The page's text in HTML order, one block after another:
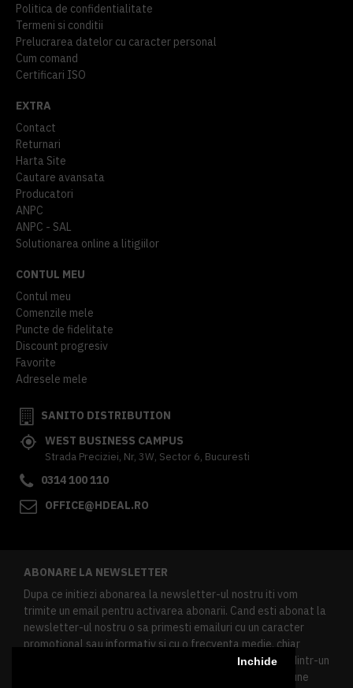
Inchide
Politica de confidentialitate
Termeni si conditii
Prelucrarea datelor cu caracter personal
Cum comand
Certificari ISO
EXTRA
Contact
Returnari
Harta Site
Cautare avansata
Producatori
ANPC
ANPC - SAL
Solutionarea online a litigiilor
CONTUL MEU
Contul meu
Comenzile mele
Puncte de fidelitate
Discount progresiv
Favorite
Adresele mele
SANITO DISTRIBUTION
WEST BUSINESS CAMPUS
Strada Preciziei, Nr, 3W, Sector 6, Bucuresti
0314 100 110
OFFICE@HDEAL.RO
ABONARE LA NEWSLETTER
Dupa ce initiezi abonarea la newsletter-ul nostru iti vom
trimite un email pentru activarea abonarii. Cand esti abonat la
newsletter-ul nostru o sa primesti emailuri cu un caracter
promotional sau informativ si cu o frecventa medie, chiar
redusa. Daca doresti sa te dezabonezi poti urma linkul dintr-un
newsletter primit, daca esti client inregistrat ai o sectiune